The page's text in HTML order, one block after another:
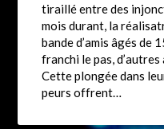
tiraillé entre des
mois durant, la
bande d’amis âgés de
franchi le pas,
Cette plongée dans
peurs offrent…